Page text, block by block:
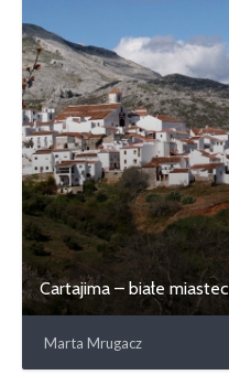
Cartajima – białe
Marta Mrugacz